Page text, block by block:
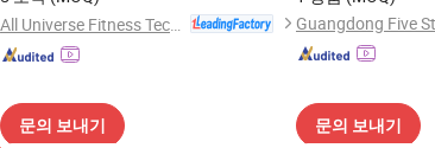
문의 보내기 문의 보내기